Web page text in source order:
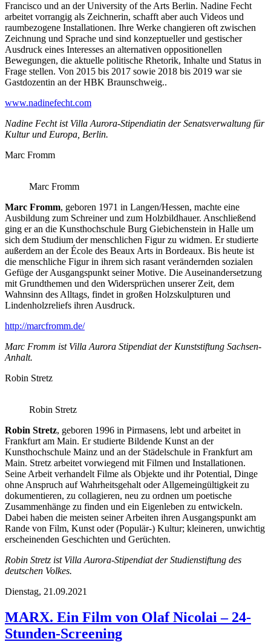
Francisco und an der University of the Arts Berlin. Nadine Fecht
arbeitet vorrangig als Zeichnerin, schafft aber auch Videos und
raumbezogene Installationen. Ihre Werke changieren oft zwischen
Zeichnung und Sprache und sind konzeptueller und gestischer
Ausdruck eines Interesses an alternativen oppositionellen
Bewegungen, die aktuelle politische Rhetorik, Inhalte und Status in
Frage stellen. Von 2015 bis 2017 sowie 2018 bis 2019 war sie
Gastdozentin an der HBK Braunschweig..
www.nadinefecht.com
Nadine Fecht ist Villa Aurora-Stipendiatin der Senatsverwaltung für
Kultur und Europa, Berlin.
Marc Fromm
Marc Fromm
Marc Fromm, geboren 1971 in Langen/Hessen, machte eine
Ausbildung zum Schreiner und zum Holzbildhauer. Anschließend
ging er an die Kunsthochschule Burg Giebichenstein in Halle um
sich dem Studium der menschlichen Figur zu widmen. Er studierte
außerdem an der École des Beaux Arts in Bordeaux. Bis heute ist
die menschliche Figur in ihrem sich rasant verändernden sozialen
Gefüge der Ausgangspunkt seiner Motive. Die Auseinandersetzung
mit Grundthemen und den Widersprüchen unserer Zeit, dem
Wahnsinn des Alltags, findet in großen Holzskulpturen und
Lindenholzreliefs ihren Ausdruck.
http://marcfromm.de/
Marc Fromm ist Villa Aurora Stipendiat der Kunststiftung Sachsen-
Anhalt.
Robin Stretz
Robin Stretz
Robin Stretz, geboren 1996 in Pirmasens, lebt und arbeitet in
Frankfurt am Main. Er studierte Bildende Kunst an der
Kunsthochschule Mainz und an der Städelschule in Frankfurt am
Main. Stretz arbeitet vorwiegend mit Filmen und Installationen.
Seine Arbeit verhandelt Filme als Objekte und ihr Potential, Dinge
ohne Anspruch auf Wahrheitsgehalt oder Allgemeingültigkeit zu
dokumentieren, zu collagieren, neu zu ordnen um poetische
Zusammenhänge zu finden und ein Eigenleben zu entwickeln.
Dabei haben die meisten seiner Arbeiten ihren Ausgangspunkt am
Rande von Film, Kunst oder (Populär-) Kultur; kleineren, unwichtig
erscheinenden Geschichten und Gerüchten.
Robin Stretz ist Villa Aurora-Stipendiat der Studienstiftung des
deutschen Volkes.
Dienstag, 21.09.2021
MARX. Ein Film von Olaf Nicolai – 24-
Stunden-Screening